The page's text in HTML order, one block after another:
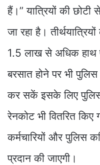
हैं।” यात्रियों की छोटी
जा रहा है।
1.5 लाख से अधिक हाथ
बरसात होने पर भी
कर सकें इसके लिए पुलिस
रेनकोट भी वितरित
कर्मचारियों और पुलिस
प्रदान की जाएगी।